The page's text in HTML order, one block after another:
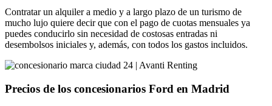
Contratar un alquiler a medio y a largo plazo de un turismo de
mucho lujo quiere decir que con el pago de cuotas mensuales ya
puedes conducirlo sin necesidad de costosas entradas ni
desembolsos iniciales y, además, con todos los gastos incluidos.
Precios de los concesionarios Ford en Madrid